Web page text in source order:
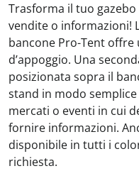
Trasforma il tuo
vendite o informazioni!
bancone Pro-Tent
d’appoggio. Una
posizionata sopra il
stand in modo
mercati o eventi in cui
fornire informazioni.
disponibile in tutti i
richiesta.